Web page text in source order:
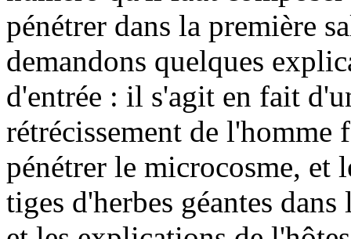
pénétrer dans la première
demandons quelques
d'entrée : il s'agit en fait
rétrécissement de l'homme
pénétrer le microcosme, et
tiges d'herbes géantes